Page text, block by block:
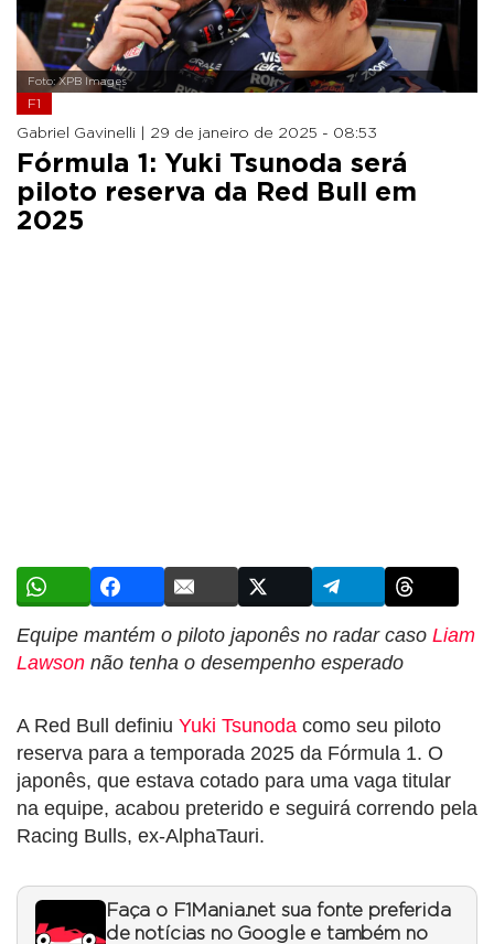
Foto: XPB Images
F1
Gabriel Gavinelli | 29 de janeiro de 2025 - 08:53
Fórmula 1: Yuki Tsunoda será
piloto reserva da Red Bull em
2025
Equipe mantém o piloto japonês no radar caso Liam
Lawson não tenha o desempenho esperado
A Red Bull definiu Yuki Tsunoda como seu piloto
reserva para a temporada 2025 da Fórmula 1. O
japonês, que estava cotado para uma vaga titular
na equipe, acabou preterido e seguirá correndo pela
Racing Bulls, ex-AlphaTauri.
Faça o F1Mania.net sua fonte preferida
de notícias no Google e também no